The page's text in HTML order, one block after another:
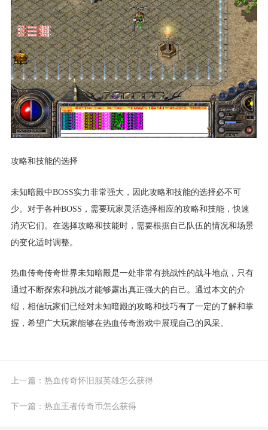
攻略和技能的选择
未知暗殿中BOSS实力非常强大，因此攻略和技能的选择必不可
少。对于各种BOSS，需要玩家灵活选择相应的攻略和技能，快速
消灭它们。在选择攻略和技能时，需要根据自己队伍的情况和场景
的变化适时调整。
热血传奇传奇世界未知暗殿是一处非常有挑战性的战斗地点，只有
通过不断探索和挑战才能够露出真正强大的自己。通过本文的介
绍，相信玩家们已经对未知暗殿的攻略和技巧有了一定的了解和掌
握，希望广大玩家能够在热血传奇游戏中展现自己的风采。
上一篇： 热血传奇怀旧服英雄怎么获得
下一篇： 热血王者传奇币怎么获得